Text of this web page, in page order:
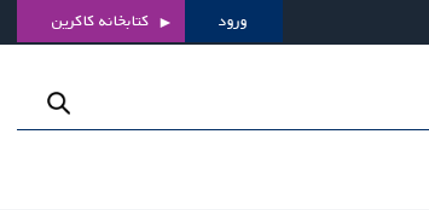
ورود کتابخانه کاکرین